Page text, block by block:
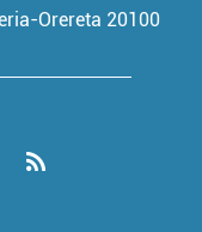
Orereta 20100